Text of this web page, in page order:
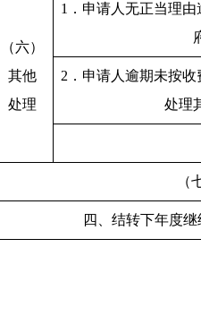
（六）
其他
处理
1 ．申请人无正当理
2 ．申请人逾期未按
处理
（
四、结转下年度